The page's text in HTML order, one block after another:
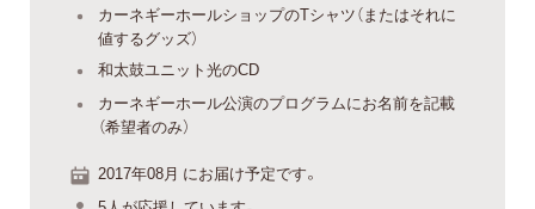
カーネギーホールショップのTシャツ（またはそれに
値するグッズ）
和太鼓ユニット光のCD
カーネギーホール公演のプログラムにお名前を記載
（希望者のみ）
2017年08月 にお届け予定です。